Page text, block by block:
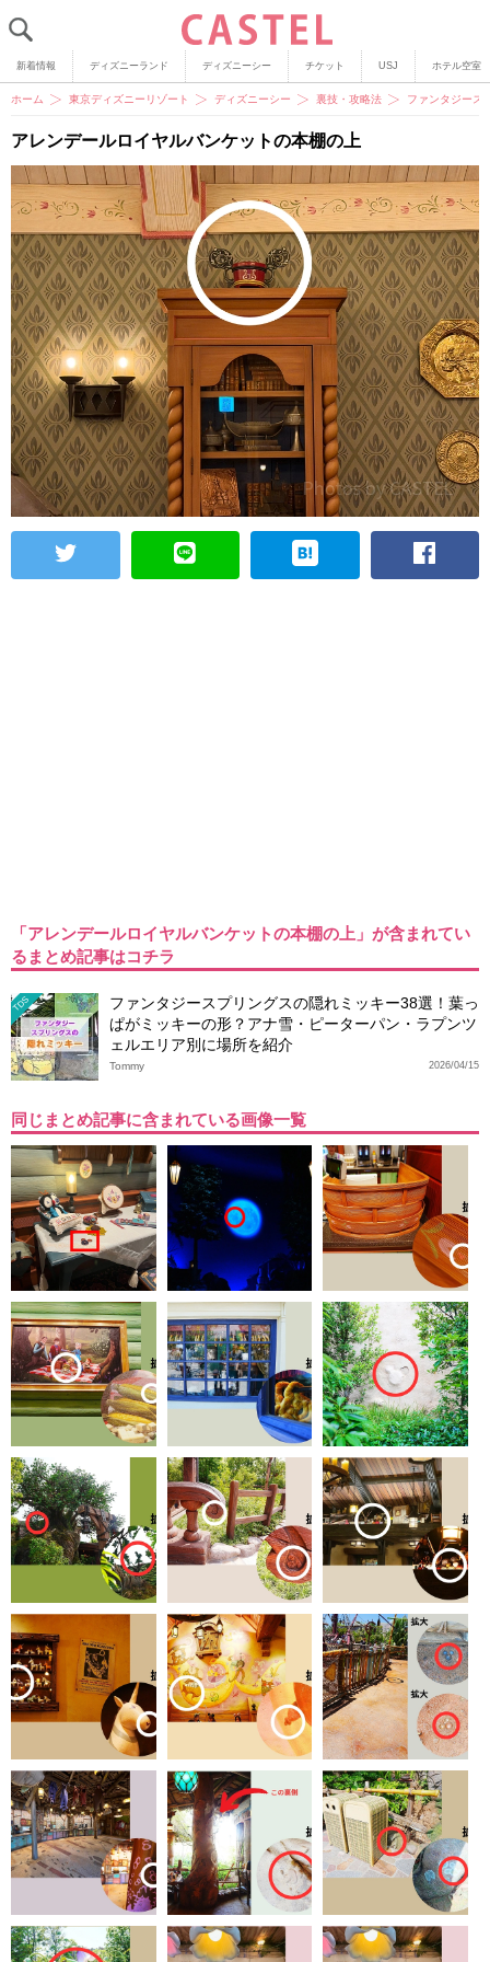
新着情報 ディズニーランド ディズニーシー チケット USJ ホテル空室
ホーム 東京ディズニーリゾート ディズニーシー 裏技・攻略法 ファンタジース
アレンデールロイヤルバンケットの本棚の上
「アレンデールロイヤルバンケットの本棚の上」が含まれてい
るまとめ記事はコチラ
TDS
ファンタジースプリングスの隠れミッキー38選！葉っ
ぱがミッキーの形？アナ雪・ピーターパン・ラプンツ
ェルエリア別に場所を紹介
2026/04/15
Tommy
同じまとめ記事に含まれている画像一覧